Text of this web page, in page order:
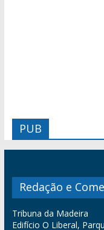
PUB
Redação e
Tribuna da Madeira
Edifício O Liberal,